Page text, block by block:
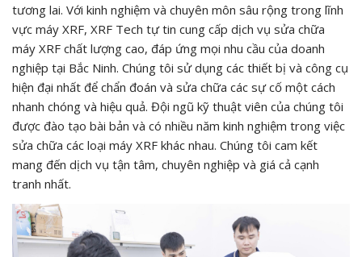
tương lai. Với kinh nghiệm và chuyên môn sâu rộng trong lĩnh
vực máy XRF, XRF Tech tự tin cung cấp dịch vụ sửa chữa
máy XRF chất lượng cao, đáp ứng mọi nhu cầu của doanh
nghiệp tại Bắc Ninh. Chúng tôi sử dụng các thiết bị và công cụ
hiện đại nhất để chẩn đoán và sửa chữa các sự cố một cách
nhanh chóng và hiệu quả. Đội ngũ kỹ thuật viên của chúng tôi
được đào tạo bài bản và có nhiều năm kinh nghiệm trong việc
sửa chữa các loại máy XRF khác nhau. Chúng tôi cam kết
mang đến dịch vụ tận tâm, chuyên nghiệp và giá cả cạnh
tranh nhất.